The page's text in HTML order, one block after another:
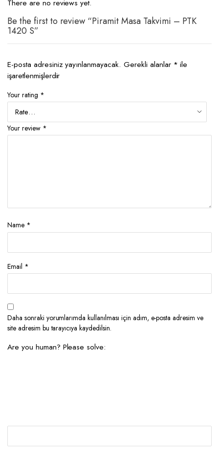
There are no reviews yet.
Be the first to review “Piramit Masa Takvimi – PTK
1420 S”
E-posta adresiniz yayınlanmayacak. Gerekli alanlar * ile
işaretlenmişlerdir
Your rating *
Your review *
Name *
Email *
Daha sonraki yorumlarımda kullanılması için adım, e-posta adresim ve
site adresim bu tarayıcıya kaydedilsin.
Are you human? Please solve: